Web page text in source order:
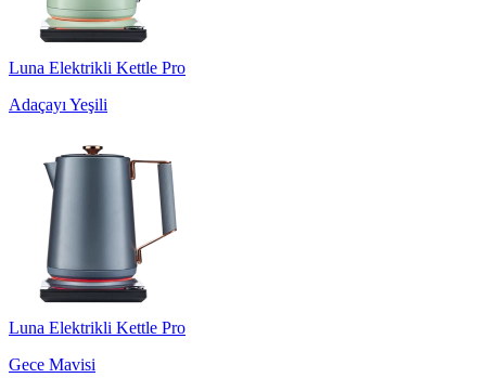
Luna Elektrikli Kettle Pro
Adaçayı Yeşili
Luna Elektrikli Kettle Pro
Gece Mavisi